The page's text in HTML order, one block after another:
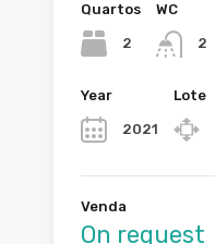
Quartos
2
WC
2
Year
2021
Lote
Venda
On request